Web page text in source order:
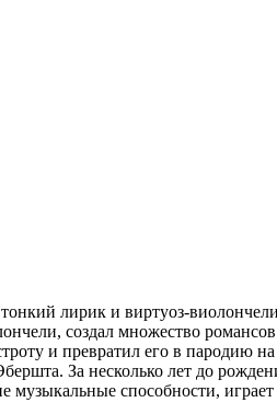
лирик и виртуоз-
создал множество
и превратил его в пародию
За несколько лет до
способности,